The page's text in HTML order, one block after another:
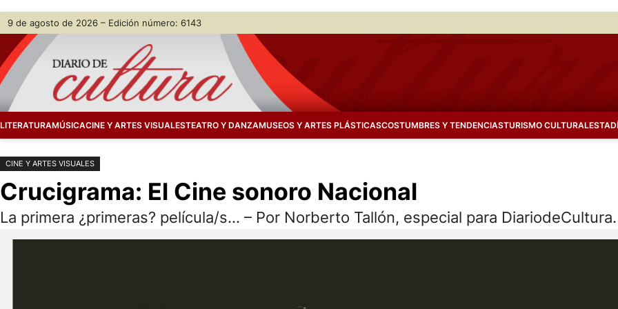
Saltar
contenido
Skip
content
9 de agosto de 2026 – Edición número: 6143
LITERATURAMÚSICACINE Y ARTES VISUALESTEATRO Y DANZAMUSEOS Y ARTES PLÁSTICASCOSTUMBRES Y TENDENCIASTURISMO CULTURAL
CINE Y ARTES VISUALES
Crucigrama: El Cine sonoro Nacional
La primera ¿primeras? película/s… – Por Norberto Tallón, especial para DiariodeCultura.